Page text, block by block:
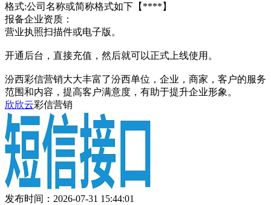
格式:公司名称或简称格式如下【****】
报备企业资质：
营业执照扫描件或电子版。
开通后台，直接充值，然后就可以正式上线使用。
汾西彩信营销大大丰富了汾西单位，企业，商家，客户的服务
范围和内容，提高客户满意度，有助于提升企业形象。
欣欣云彩信营销
发布时间：2026-07-31 15:44:01